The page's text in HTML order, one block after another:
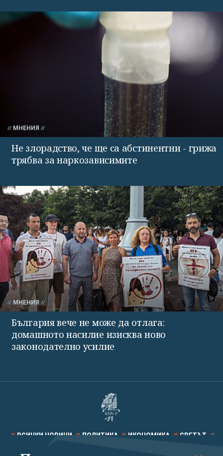
МНЕНИЯ
Не злорадство, че ще са абстинентни - грижа
трябва за наркозависимите
МНЕНИЯ
България вече не може да отлага:
домашното насилие изисква ново
законодателно усилие
ВСИЧКИ НОВИНИ ПОЛИТИКА ИКОНОМИКА СВЕТЪТ